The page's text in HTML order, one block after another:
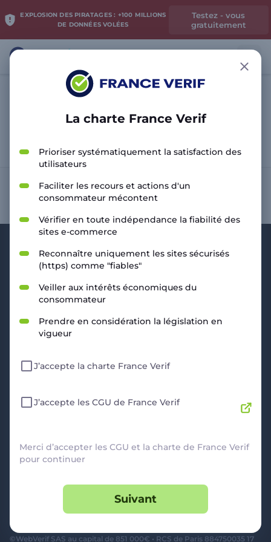
EXPLOSION DES PIRATAGES : +100 MILLIONS
DE DONNÉES VOLÉES
Testez - vous
gratuitement
Analyser le site
RESSOURCES
Politique de Confidentialité
Mentions légales
CGV Marchands
INFORMATIONS
Marchands
A PROPOS
Aide
Contact support utilisateurs
support@franceverif.fr
©WebVerif SAS au capital de 851 000€ • RCS de Paris 884750035 17
La charte France Verif
Prioriser systématiquement la satisfaction des
utilisateurs
Faciliter les recours et actions d'un
consommateur mécontent
Vérifier en toute indépendance la fiabilité des
sites e-commerce
Reconnaître uniquement les sites sécurisés
(https) comme "fiables"
Veiller aux intérêts économiques du
consommateur
Prendre en considération la législation en
vigueur
J’accepte la charte France Verif
J’accepte les CGU de France Verif
Merci d’accepter les CGU et la charte de France Verif
pour continuer
Suivant